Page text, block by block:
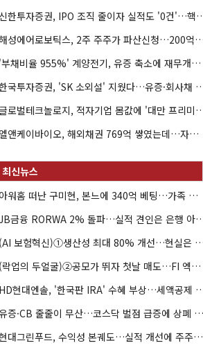
신한투자증권, IPO 조직 줄
해성에어로보틱스, 2주 주주가 파산
'부채비율 955%' 계양전기, 유증 축소에 재무개선 효과 '뚝'
한국투자증권, 'SK 소외설' 지웠
글로벌테크놀로지, 적자기업 몸값
엘앤케이바이오, 해외채권 769억 쌓였는데…자회사 4곳 자본잠식
아워홈 떠난 구미현, 본느에 340억 베팅…가족 지배체제 구축
JB금융 RORWA 2% 돌파…실
(AI 보험혁신)①생산성 최대 80%
(락업의 두얼굴)②공모가 뛰자 첫날 매도…FI 엑시트 전략 갈렸다
HD현대엔솔, '한국판 IRA' 수혜
유증·CB 줄줄이 무산…코스닥 벌점 급증에 상폐 압박
현대그린푸드, 수익성 본궤도…실적 개선에 주주환원까지